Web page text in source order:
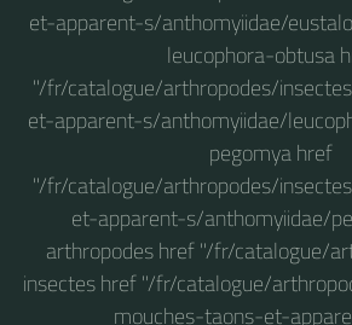
et-apparent-s/anthomyiidae/
leucophora-obtusa
"/fr/catalogue/arthropodes/
et-apparent-s/anthomyiidae/
pegomya href
"/fr/catalogue/arthropodes/
et-apparent-s/anthomyiidae/
arthropodes href "/fr/catalogue/
insectes href "/fr/catalogue/
mouches-taons-et-